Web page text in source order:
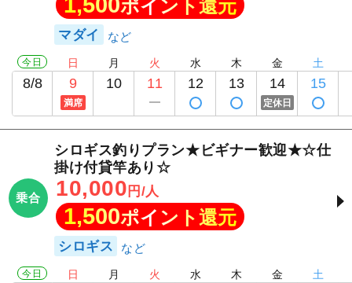
ポイント還元
マダイ
今日
8/8
日
9
満席
月
10
火
11
水
12
木
13
金
14
定休日
土
15
乗合
シロギス釣りプラン★ビギナー歓迎★☆仕
掛け付貸竿あり☆
10,000 円/人
1,500ポイント還元
シロギス
今日 日 月 火 水 木 金 土